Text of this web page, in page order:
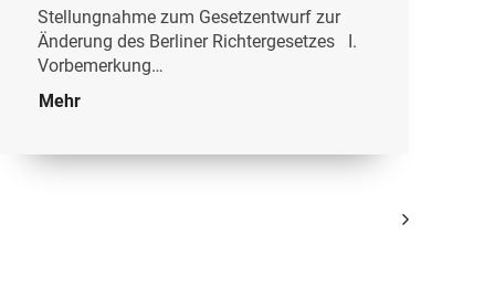
Stellungnahme zum Gesetzentwurf zur
Änderung des Berliner Richtergesetzes I.
Vorbemerkung…
Mehr